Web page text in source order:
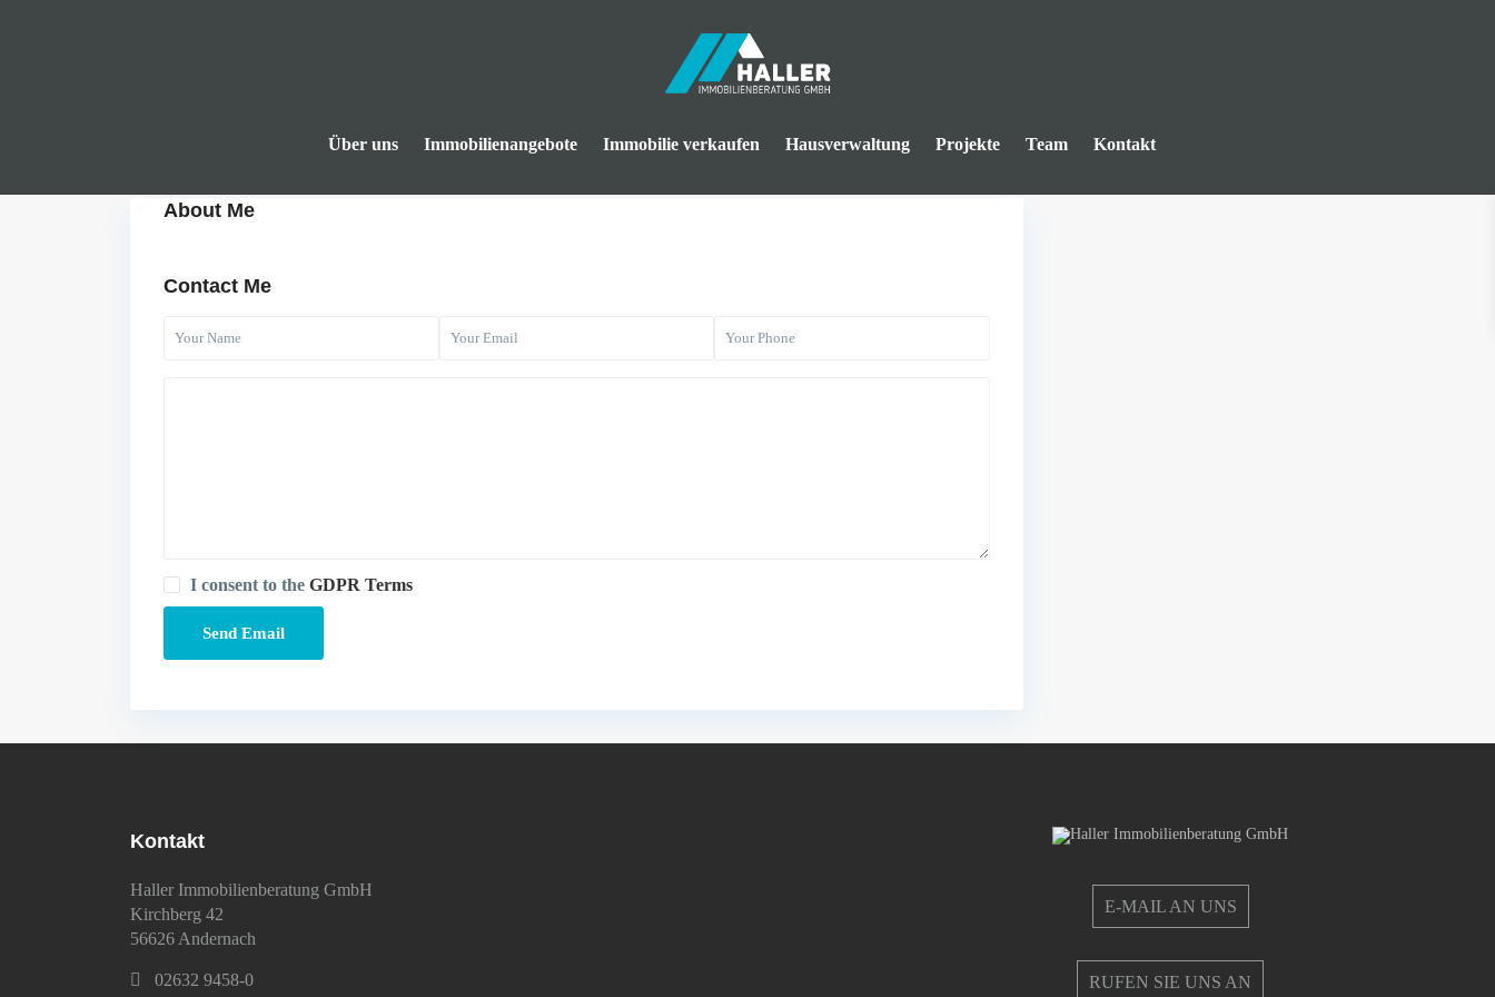
Über uns Immobilienangebote Immobilie verkaufen Hausverwaltung Projekte Team Kontakt
About Me
Contact Me
I consent to the GDPR Terms
Kontakt
Haller Immobilienberatung GmbH
Kirchberg 42
56626 Andernach
02632 9458-0
E-MAIL AN UNS
RUFEN SIE UNS AN